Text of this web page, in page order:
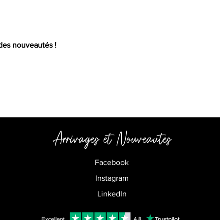
nouveautés !
Arrivages etNouveautes
Facebook
Instagram
LinkedIn